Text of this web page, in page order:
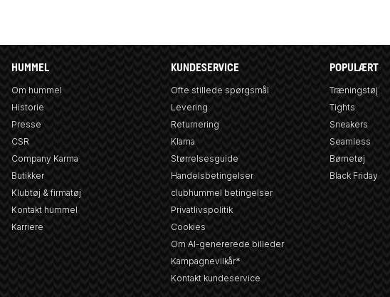
HUMMEL
Om hummel
Historie
Presse
CSR
Company Karma
Butikker
Klubtøj & firmatøj
Kontakt hummel
Karriere
KUNDESERVICE
Ofte stillede spørgsmål
Levering
Returnering
Klarna
Størrelsesguide
Handelsbetingelser
clubhummel betingelser
Privatlivspolitik
Cookies
Om AI-genererede billeder
Kampagnevilkår*
Kontakt kundeservice
POPULÆRT
Træningstøj
Tights
Sneakers
Seamless
Børnetøj
Black Friday